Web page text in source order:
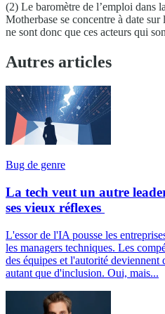
(2) Le baromètre de l’emploi dans
Motherbase se concentre à date
ne sont donc que ces acteurs qui
Autres articles
Bug de genre
La tech veut un autre
ses vieux réflexes
L'essor de l'IA pousse les
les managers techniques. Les
des équipes et l'autorité deviennent
autant que d'inclusion. Oui, mais...